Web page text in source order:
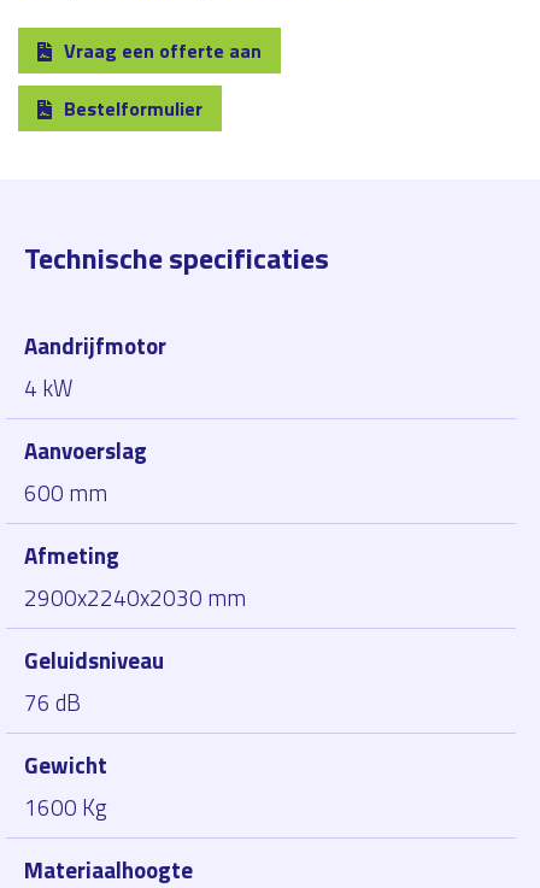
Vraag een offerte aan
Bestelformulier
Technische specificaties
Aandrijfmotor
4 kW
Aanvoerslag
600 mm
Afmeting
2900x2240x2030 mm
Geluidsniveau
76 dB
Gewicht
1600 Kg
Materiaalhoogte